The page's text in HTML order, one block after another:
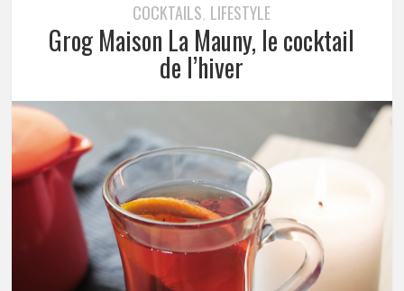
COCKTAILS, LIFESTYLE
Grog Maison La Mauny, le cocktail
de l’hiver